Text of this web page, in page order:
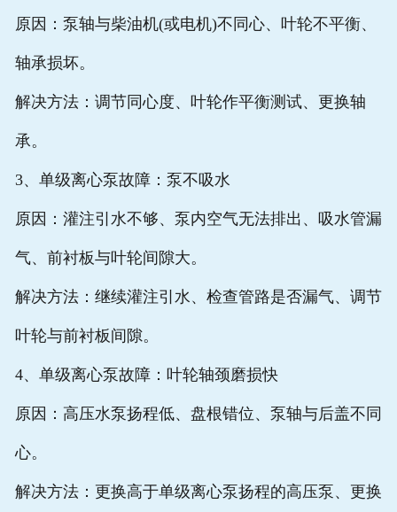
原因：泵轴与柴油机(或电机)不同心、叶轮不平衡、
轴承损坏。
解决方法：调节同心度、叶轮作平衡测试、更换轴
承。
3、单级离心泵故障：泵不吸水
原因：灌注引水不够、泵内空气无法排出、吸水管漏
气、前衬板与叶轮间隙大。
解决方法：继续灌注引水、检查管路是否漏气、调节
叶轮与前衬板间隙。
4、单级离心泵故障：叶轮轴颈磨损快
原因：高压水泵扬程低、盘根错位、泵轴与后盖不同
心。
解决方法：更换高于单级离心泵扬程的高压泵、更换